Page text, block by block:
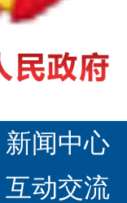
新闻中心
互动交流